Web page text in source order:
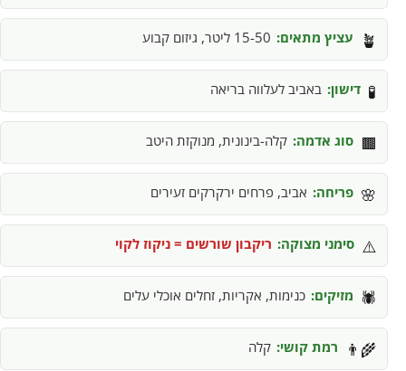
🪴 עציץ מתאים: 15-50 ליטר, גיזום קבוע
🧪 דישון: באביב לעלווה בריאה
🟫 סוג אדמה: קלה-בינונית, מנוקזת היטב
🌸 פריחה: אביב, פרחים ירקרקים זעירים
⚠️ סימני מצוקה: ריקבון שורשים = ניקוז לקוי
🕷️ מזיקים: כנימות, אקריות, זחלים אוכלי עלים
👨‍🌾 רמת קושי: קלה